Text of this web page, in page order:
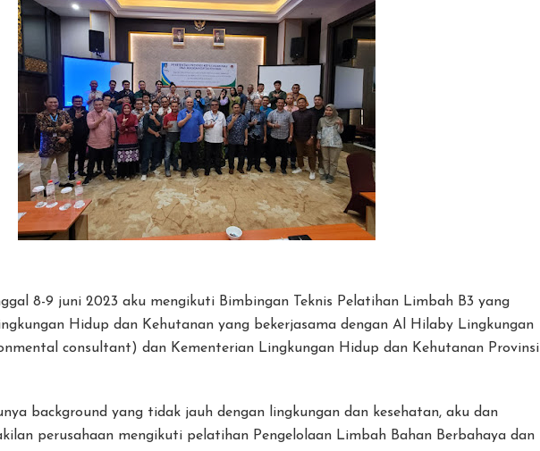
8-9 juni 2023 aku mengikuti Bimbingan Teknis Pelatihan Limbah B3 yang
Hidup dan Kehutanan yang bekerjasama dengan Al Hilaby Lingkungan
consultant) dan Kementerian Lingkungan Hidup dan Kehutanan Provinsi
background yang tidak jauh dengan lingkungan dan kesehatan, aku dan
perusahaan mengikuti pelatihan Pengelolaan Limbah Bahan Berbahaya dan